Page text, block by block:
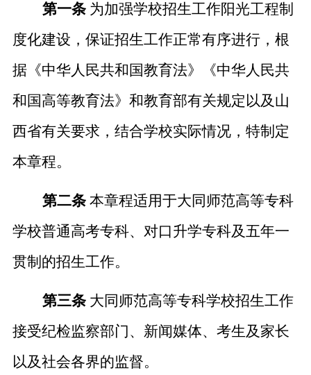
第一条 为加强学校招生工作阳光工程制
度化建设，保证招生工作正常有序进行，根
据《中华人民共和国教育法》《中华人民共
和国高等教育法》和教育部有关规定以及山
西省有关要求，结合学校实际情况，特制定
本章程。
第二条 本章程适用于大同师范高等专科
学校普通高考专科、对口升学专科及五年一
贯制的招生工作。
第三条 大同师范高等专科学校招生工作
接受纪检监察部门、新闻媒体、考生及家长
以及社会各界的监督。